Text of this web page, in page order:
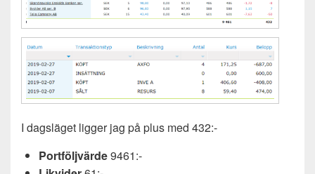
I dagsläget ligger jag på plus med 432:-
Portföljvärde9461:-